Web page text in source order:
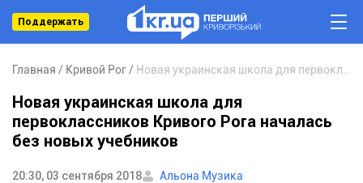
Поддержать
Главная Кривой Рог
Новая украинская школа для
первоклассников Кривого Рога началась
без новых учебников
20:30, 03 сентября 2018
Альона Музика